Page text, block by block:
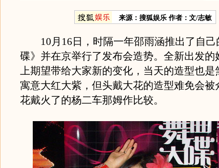
来源：搜狐娱乐 作者：文/志敏
10月16日，时隔一年邵雨涵推出了自己
碟》并在京举行了发布会造势。全新出发的
上期望带给大家新的变化，当天的造型也是
寓意大红大紫，但头戴大花的造型难免会被
花戴火了的杨二车那姆作比较。